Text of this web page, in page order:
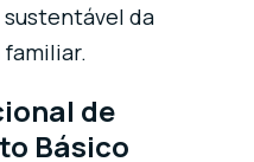
da
de
Básico